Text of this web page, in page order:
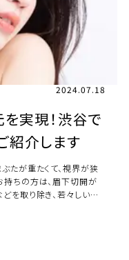
2024.07.18
実現！渋谷で
紹介します
たが重たくて、視界が狭
持ちの方は、眉下切開が
を取り除き、若々しい目